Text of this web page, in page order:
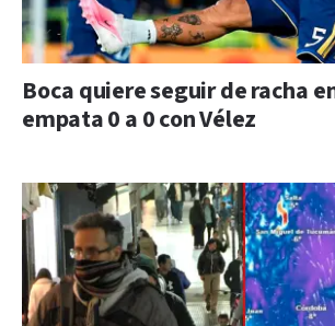
Boca quiere seguir de racha
empata 0 a 0 con Vélez